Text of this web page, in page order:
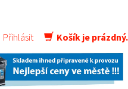
Přihlásit Košík je prázdný.